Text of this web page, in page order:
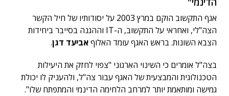
אגף התקשוב הוקם במרץ 2003 על יסודותיו של חיל הקשר
הצה"לי, ואחראי על התקשוב, ה-IT וההגנה בסייבר ביחידות
הצבא השונות. בראש האגף עומד האלוףאביעד דגן.
בצה"ל אומרים כי השינוי הארגוני "צפוי לחזק את היעילות
הטכנולוגית והמבצעית של האגף עבור צה"ל, ולהעניק לו יכולת
גמישה ומותאמת יותר למרחב הלחימה הדינמי והמתפתח שלו".